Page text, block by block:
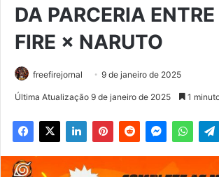
DA PARCERIA ENTRE
FIRE × NARUTO
freefirejornal 9 de janeiro de 2025
Última Atualização 9 de janeiro de 2025 1